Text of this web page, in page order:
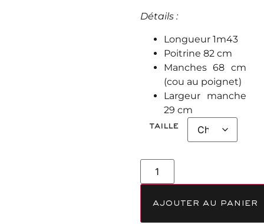
Détails :
Longueur 1m43
Poitrine 82 cm
Manches 68 cm
(cou au poignet)
Largeur manche
29 cm
taille
ajouter au panier